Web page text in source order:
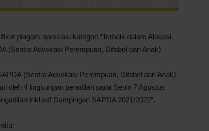
piagam apresiasi kategori “Terbaik dalam Alokasi
(Sentra Advokasi Perempuan, Difabel dan Anak)
(Sentra Advokasi Perempuan, Difabel dan Anak)
oleh 4 lingkungan peradilan pada Senin 7 Agustus
Inklusif Dampingan SAPDA 2021/2022”.